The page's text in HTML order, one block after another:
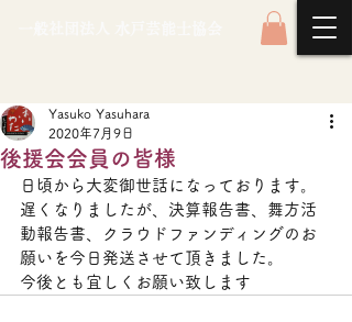
後援会会員の皆様
Yasuko Yasuhara
2020年7月9日
日頃から大変御世話になっております。
遅くなりましたが、決算報告書、舞方活
動報告書、クラウドファンディングのお
願いを今日発送させて頂きました。
今後とも宜しくお願い致します